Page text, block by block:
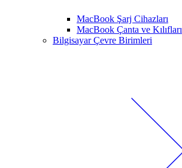
MacBook Şarj Cihazları
MacBook Çanta ve Kılıfları
Bilgisayar Çevre Birimleri